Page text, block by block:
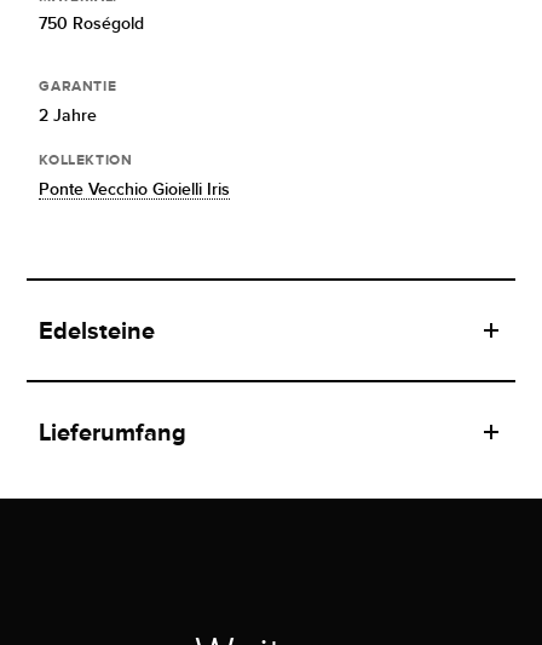
750 Roségold
GARANTIE
2 Jahre
KOLLEKTION
Ponte Vecchio Gioielli Iris
Edelsteine
Lieferumfang